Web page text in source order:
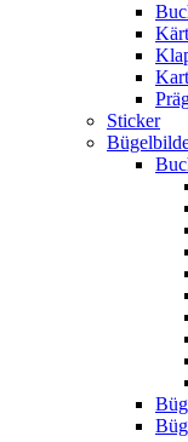
Sticker